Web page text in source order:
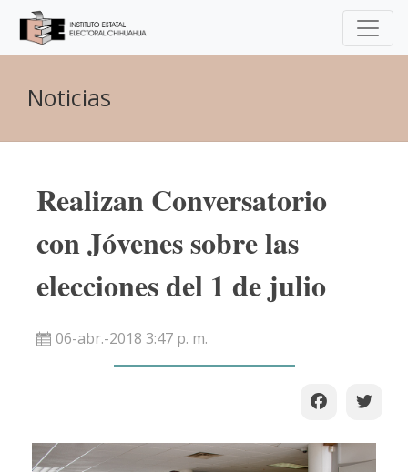
Noticias
Realizan Conversatorio
con Jóvenes sobre las
elecciones del 1 de julio
06-abr.-2018 3:47 p. m.